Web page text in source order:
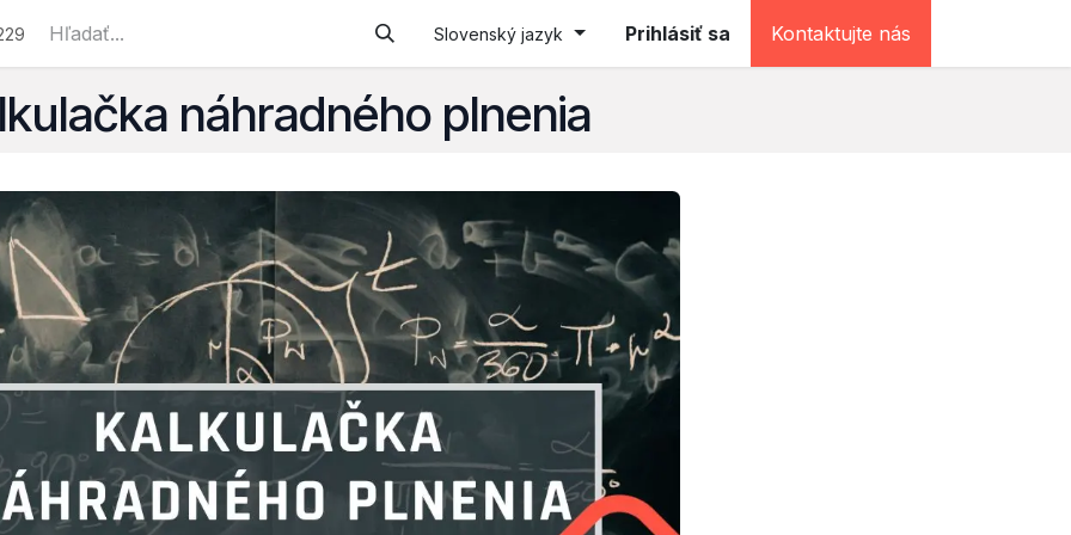
služby Podporované zamestnávanie Náhradné plnenie (testovacia)
Slovenský jazyk Prihlásiť sa Kontaktujte nás
náhradného plnenia